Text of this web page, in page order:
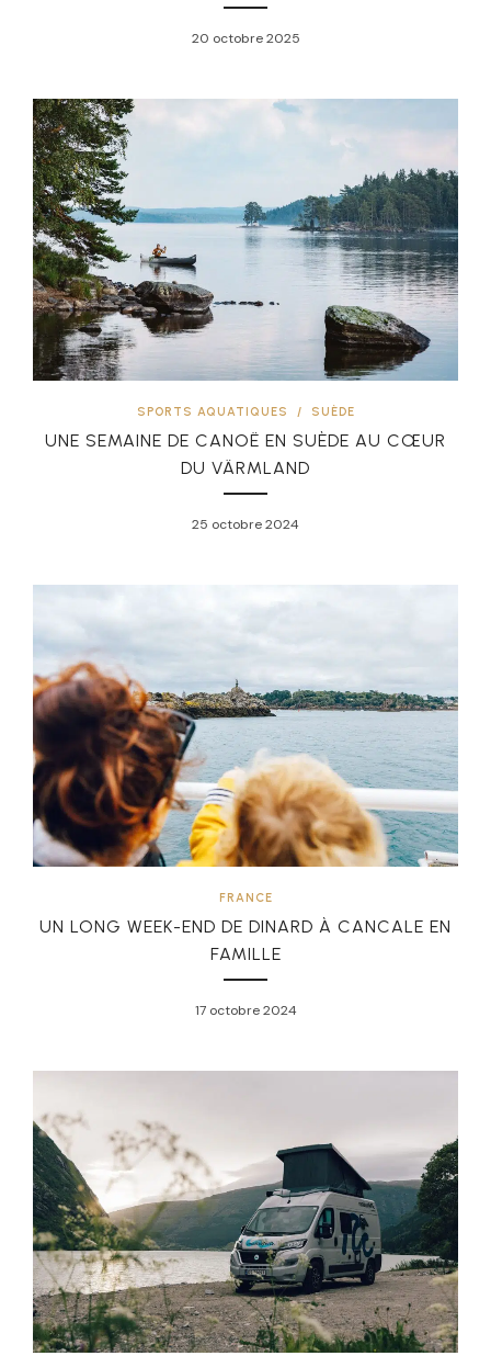
20 octobre 2025
SPORTS AQUATIQUES / SUÈDE
UNE SEMAINE DE CANOË EN SUÈDE AU CŒUR
DU VÄRMLAND
25 octobre 2024
FRANCE
UN LONG WEEK-END DE DINARD À CANCALE EN
FAMILLE
17 octobre 2024